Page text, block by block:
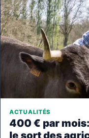
ACTUALITÉS
400 € par
le sort des